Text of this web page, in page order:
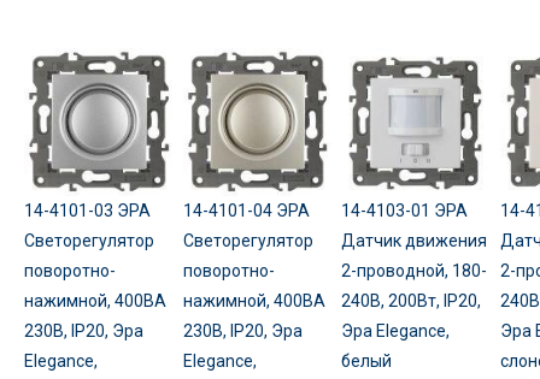
14-4101-03 ЭРА
Светорегулятор
поворотно-
нажимной, 400ВА
230В, IP20, Эра
Elegance,
14-4101-04 ЭРА
Светорегулятор
поворотно-
нажимной, 400ВА
230В, IP20, Эра
Elegance,
14-4103-01 ЭРА
Датчик движения
2-проводной, 180-
240В, 200Вт, IP20,
Эра Elegance,
белый
14-
2-
Эра